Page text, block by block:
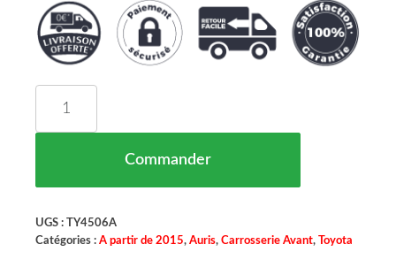
Commander
UGS : TY4506A
Catégories : A partir de 2015, Auris, Carrosserie Avant, Toyota